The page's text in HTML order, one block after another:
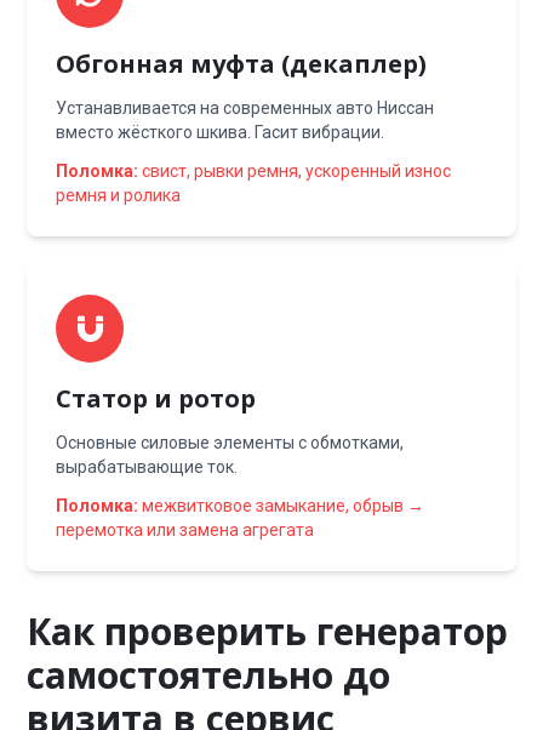
Обгонная муфта (декаплер)
Устанавливается на современных авто Ниссан
вместо жёсткого шкива. Гасит вибрации.
Поломка: свист, рывки ремня, ускоренный износ
ремня и ролика
Статор и ротор
Основные силовые элементы с обмотками,
вырабатывающие ток.
Поломка: межвитковое замыкание, обрыв →
перемотка или замена агрегата
Как проверить генератор
самостоятельно до
визита в сервис